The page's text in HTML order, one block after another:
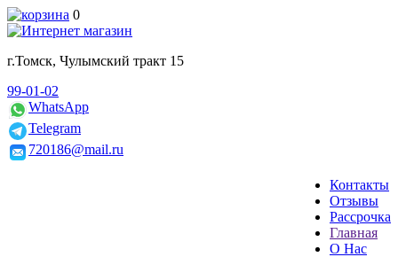
0
г.Томск, Чулымский тракт 15
99-01-02
WhatsApp
Telegram
720186@mail.ru
Контакты
Отзывы
Рассрочка
Главная
О Нас